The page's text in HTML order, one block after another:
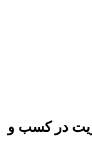
در کسب‌ و